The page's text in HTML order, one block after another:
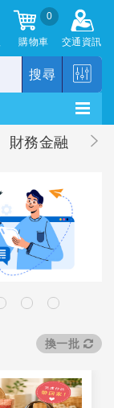
0
購物車 交通資訊
搜尋
財務金融
換一批